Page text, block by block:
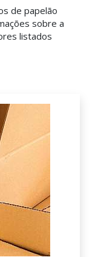
de papelão
sobre a
listados